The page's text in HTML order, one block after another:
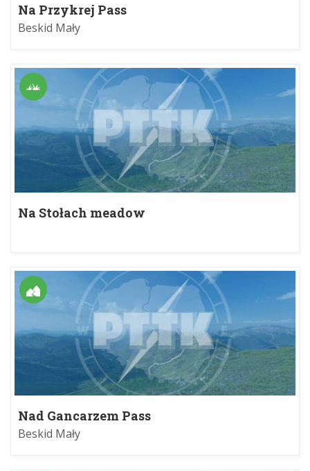
Na Przykrej Pass
Beskid Mały
Na Stołach meadow
Nad Gancarzem Pass
Beskid Mały